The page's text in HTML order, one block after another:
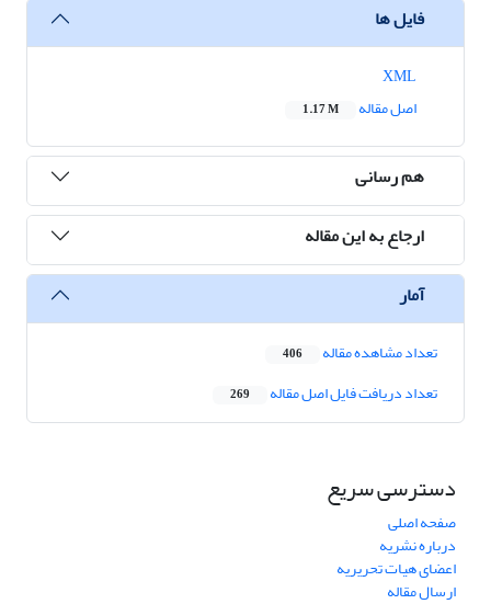
فایل ها
اصل مقاله
1.17 M
هم رسانی
ارجاع به این مقاله
آمار
تعداد مشاهده مقاله 406
تعداد دریافت فایل اصل مقاله 269
دسترسی سریع
صفحه اصلی
درباره نشریه
اعضای هیات تحریریه
ارسال مقاله